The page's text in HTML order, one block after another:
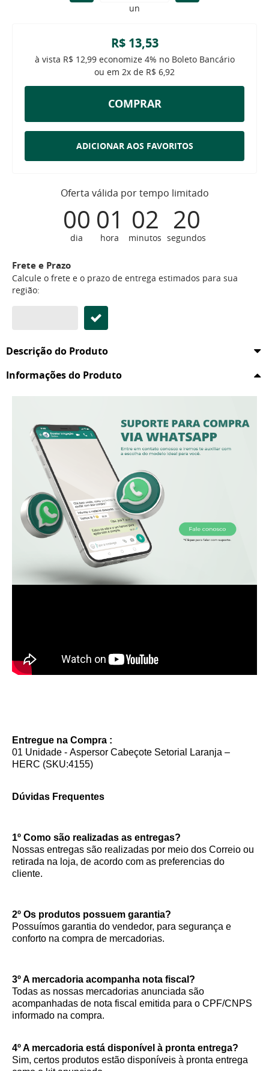
un
R$ 13,53
à vista R$ 12,99economize 4% no Boleto Bancário
ou em 2x de R$ 6,92
COMPRAR
ADICIONAR AOS FAVORITOS
Oferta válida por tempo limitado
00
dia
01
hora
02
minutos
19
segundos
Frete e Prazo
Calcule o frete e o prazo de entrega estimados para sua
região:
Descrição do Produto
Informações do Produto
Entregue na Compra :
01 Unidade - Aspersor Cabeçote Setorial Laranja –
HERC (SKU:4155)
Dúvidas Frequentes
1º Como são realizadas as entregas?
Nossas entregas são realizadas por meio dos Correio ou
retirada na loja, de acordo com as preferencias do
cliente.
2º Os produtos possuem garantia?
Possuímos garantia do vendedor, para segurança e
conforto na compra de mercadorias.
3º A mercadoria acompanha nota fiscal?
Todas as nossas mercadorias anunciada são
acompanhadas de nota fiscal emitida para o CPF/CNPS
informado na compra.
4º A mercadoria está disponível à pronta entrega?
Sim, certos produtos estão disponíveis à pronta entrega